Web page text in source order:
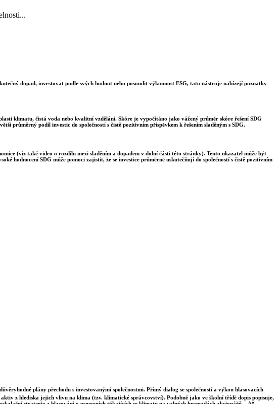
dopad, investovat podle svých hodnot nebo posoudit výkonnost ESG, tato nástroje nabízejí poznatky
klimatu, čistá voda nebo kvalitní vzdělání. Skóre je vypočítáno jako vážený průměr skóre řešení SDG
průměrný podíl investic do společností s čistě pozitivním příspěvkem k řešením sladěným s SDG.
(viz také video o rozdílu mezi sladěním a dopadem v dolní části této stránky). Tento ukazatel může být
hodnocení SDG může pomoci zajistit, že se investice průměrně uskutečňují do společností s čistě pozitivním
plány přechodu s investovanými společnostmi. Přímý dialog se společností a výkon hlasovacích
z hlediska jejich vlivu na klima (tzv. klimatické správcovství). Podobně jako ve školní třídě dopis popisuje,